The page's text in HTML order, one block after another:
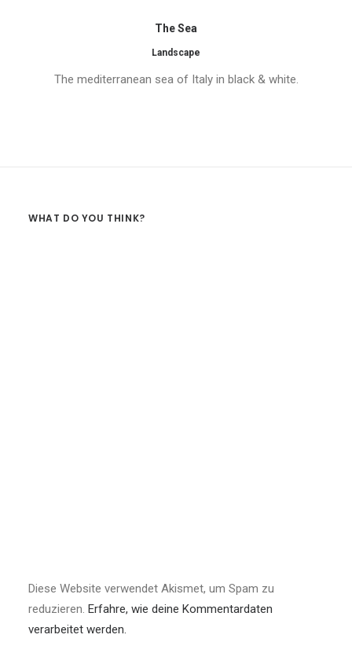
The Sea
Landscape
The mediterranean sea of Italy in black & white.
WHAT DO YOU THINK?
Diese Website verwendet Akismet, um Spam zu
reduzieren. Erfahre, wie deine Kommentardaten
verarbeitet werden.